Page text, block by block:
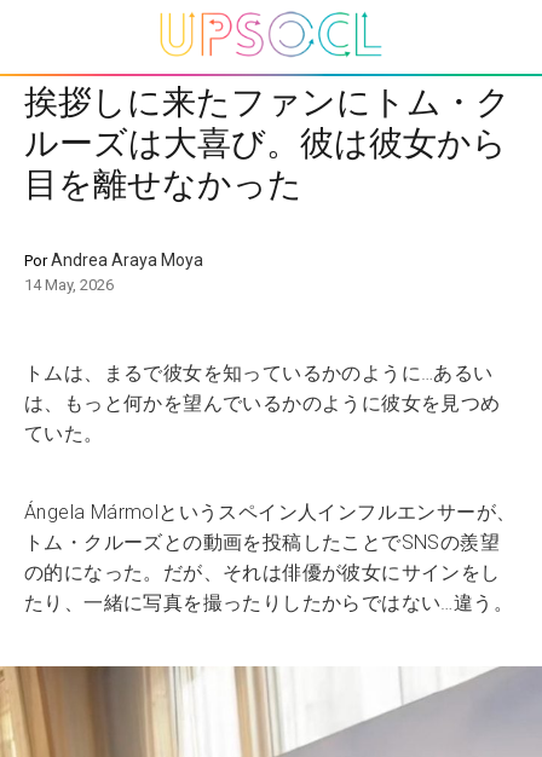
挨拶しに来たファンにトム・ク
ルーズは大喜び。彼は彼女から
目を離せなかった
PorAndrea Araya Moya
14 May, 2026
トムは、まるで彼女を知っているかのように…あるい
は、もっと何かを望んでいるかのように彼女を見つめ
ていた。
Ángela Mármolというスペイン人インフルエンサーが、
トム・クルーズとの動画を投稿したことでSNSの羨望
の的になった。だが、それは俳優が彼女にサインをし
たり、一緒に写真を撮ったりしたからではない…違う。